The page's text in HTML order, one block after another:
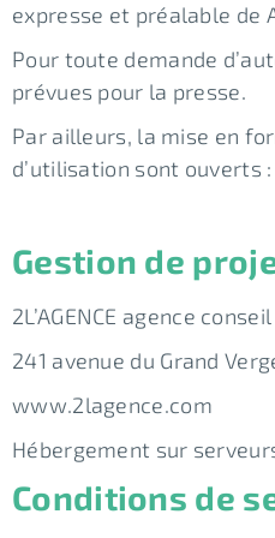
expresse et préalable de
Pour toute demande
prévues pour la presse.
Par ailleurs, la mise en
d’utilisation sont
Gestion de
2L’AGENCE agence
241 avenue du Grand
www.2lagence.com
Hébergement sur
Conditions de